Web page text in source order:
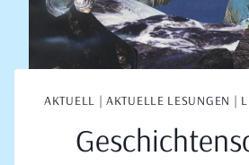
AKTUELL |AKTUELLE LESUNGEN |